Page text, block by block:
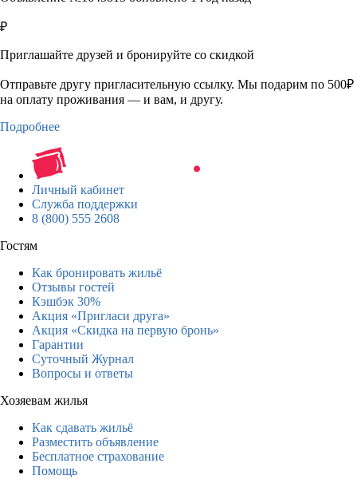
₽
Приглашайте друзей и бронируйте со скидкой
Отправьте другу пригласительную ссылку. Мы подарим по 500₽
на оплату проживания — и вам, и другу.
Подробнее
Личный кабинет
Служба поддержки
8 (800) 555 2608
Гостям
Как бронировать жильё
Отзывы гостей
Кэшбэк 30%
Акция «Пригласи друга»
Акция «Скидка на первую бронь»
Гарантии
Суточный Журнал
Вопросы и ответы
Хозяевам жилья
Как сдавать жильё
Разместить объявление
Бесплатное страхование
Помощь